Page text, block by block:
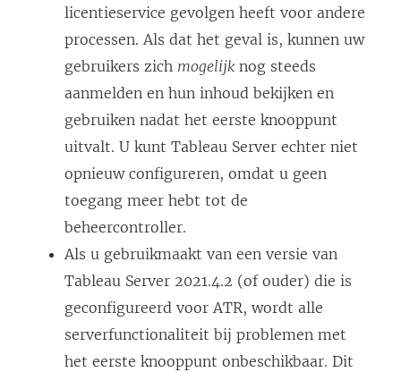
licentieservice gevolgen heeft voor andere
processen. Als dat het geval is, kunnen uw
gebruikers zich mogelijk nog steeds
aanmelden en hun inhoud bekijken en
gebruiken nadat het eerste knooppunt
uitvalt. U kunt Tableau Server echter niet
opnieuw configureren, omdat u geen
toegang meer hebt tot de
beheercontroller.
Als u gebruikmaakt van een versie van
Tableau Server 2021.4.2 (of ouder) die is
geconfigureerd voor ATR, wordt alle
serverfunctionaliteit bij problemen met
het eerste knooppunt onbeschikbaar. Dit